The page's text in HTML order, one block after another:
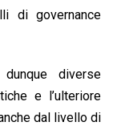
di governance
diverse
e l’ulteriore
dal livello di